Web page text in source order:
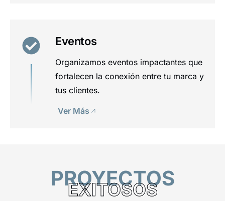
Eventos
Organizamos eventos impactantes que
fortalecen la conexión entre tu marca y
tus clientes.
Ver Más
PROYECTOS
EXITOSOS